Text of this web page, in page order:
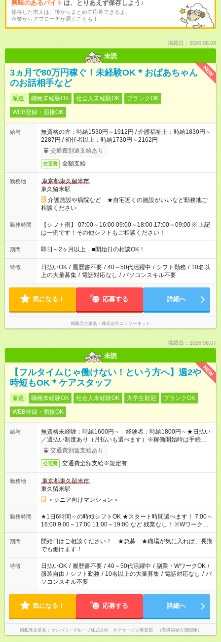
興味のあるバイト は、とりあえず保存しよう♪
保存した求人は、後からまとめて応募できるよ。
企業からアプローチが届くことも！
掲載日：2026.08.08
未読
NEW
3ヵ月で80万円稼ぐ！未経験OK＊おばあちゃん
のお話相手など
派遣 職種未経験OK 社会人未経験OK
ブランクOK
WEB登録・面接OK
給与
無資格の方：時給1530円～1912円 / 介護福祉士：時給1830円～
2287円 / 初任者以上：時給1730円～2162円
交通費別途支給あり
交通費 全額支給
勤務地
東京都東久留米市
東久留米駅
介護施設や病院など ★自宅近くの施設がいいなど勤務地ご
相談ください
勤務時間
【シフト例】 07:00～16:00 09:00～18:00 17:00～09:00 ※ 上記
は一例です！その他シフトもご相談ください！
期間 即日～2ヶ月以上 ■開始日の相談OK！
特徴 日払いOK / 履歴書不要 / 40～50代活躍中 / シフト勤務 / 10名以
上の大量募集 / 電話対応なし / パソコンスキル不要
気になる！ 応募する 詳細へ
掲載元企業名 株式会社ニッソーネット
掲載日：2026.08.07
未読
NEW
【フルタイムじゃ働けない！という方へ】週2や
時短もOK＊ケアスタッフ
派遣 職種未経験OK 社会人未経験OK 大学生歓迎
ブランクOK
WEB登録・面接OK
給与
無資格未経験：時給1600円～ 経験者：時給1800円～★日払い
／週払い制度あり（月払いも選べます）※稼働開始時は手続き完
了次第のお支払いとなります。
交通費別途支給あり
交通費 交通費全額支給※規定有
勤務地
東京都東久留米市
東久留米駅
＜シニア向けマンション＞
勤務時間
★1日6時間～の時短シフトOK ★スタート時間選べます！ 7:00～
16:00 9:00～17:00 11:00～19:00 など 残業なし！ ※Wワークの
場合、他のお仕事と合わせ週40時間超の就業はご案内できませ
ん ※法令に基づき、週20時間以上勤務は社会保険への加入対象
となります ※労働者派遣法（日雇い派遣の原則禁止）により、
短時間・短期間の就業はご案内が難しい場合があります
期間
開始日はご相談ください！ ★急募 ★職場が気に入れば、長期
でも働けます！
特徴 日払いOK / 履歴書不要 / 40～50代活躍中 / 副業・WワークOK /
服装自由 / シフト勤務 / 10名以上の大量募集 / 電話対応なし / パ
ソコンスキル不要
気になる！ 応募する 詳細へ
掲載元企業名 マンパワーグループ株式会社 ケアサービス事業部 （医療福祉介護関連）